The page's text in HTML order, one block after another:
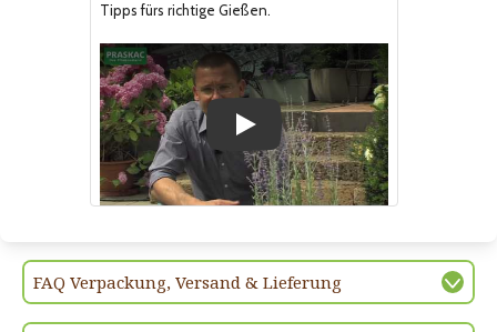
Tipps fürs richtige Gießen.
FAQ Verpackung, Versand & Lieferung